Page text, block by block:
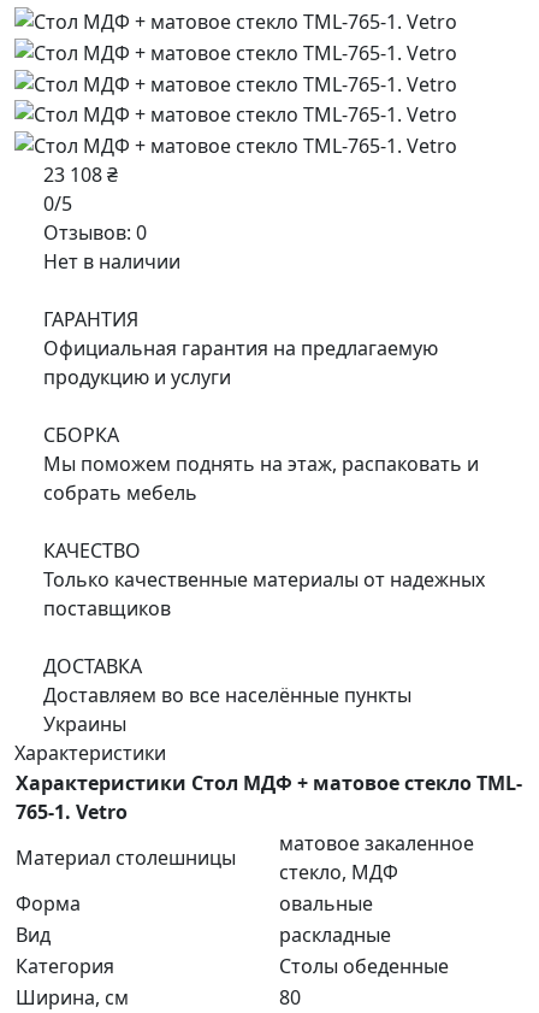
23 108 ₴
0/5
Отзывов: 0
Нет в наличии
ГАРАНТИЯ
Официальная гарантия на предлагаемую
продукцию и услуги
СБОРКА
Мы поможем поднять на этаж, распаковать и
собрать мебель
КАЧЕСТВО
Только качественные материалы от надежных
поставщиков
ДОСТАВКА
Доставляем во все населённые пункты
Украины
Характеристики
Характеристики Стол МДФ + матовое стекло TML-
765-1. Vetro
Материал столешницы
матовое закаленное
стекло, МДФ
Форма
овальные
Вид
раскладные
Категория
Столы обеденные
Ширина, см
80